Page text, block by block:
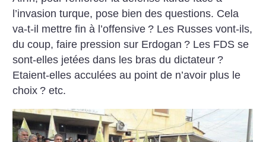
l’invasion turque, pose bien des questions. Cela
va-t-il mettre fin à l’offensive ? Les Russes vont-ils,
du coup, faire pression sur Erdogan ? Les FDS se
sont-elles jetées dans les bras du dictateur ?
Etaient-elles acculées au point de n’avoir plus le
choix ? etc.